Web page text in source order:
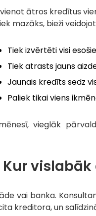
ātros kredītus
mazāks, bieži
Tiek izvērtēti visi
Tiek atrasts jauns
Jaunais kredīts sedz
Paliek tikai viens
vieglāk
Kur
vai banka.
kreditora, un